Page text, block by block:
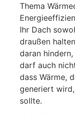
Thema
Ihr Dach
draußen
daran
darf auch
dass Wärme,
generiert
sollte.